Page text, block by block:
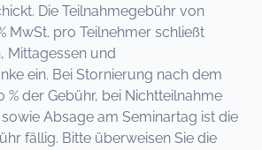
Die Teilnahmegebühr von
MwSt. pro Teilnehmer schließt
Mittagessen und
ein. Bei Stornierung nach dem
% der Gebühr, bei Nichtteilnahme
Absage am Seminartag ist die
fällig. Bitte überweisen Sie die